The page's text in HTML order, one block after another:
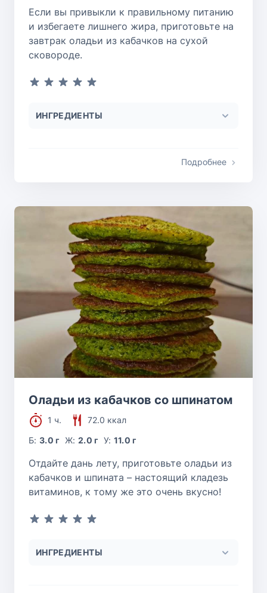
Если вы привыкли к правильному питанию
и избегаете лишнего жира, приготовьте на
завтрак оладьи из кабачков на сухой
сковороде.
ИНГРЕДИЕНТЫ
Подробнее
Оладьи из кабачков со шпинатом
1 ч.
72.0 ккал
Б:3.0 г Ж: 2.0 г У: 11.0 г
Отдайте дань лету, приготовьте оладьи из
кабачков и шпината – настоящий кладезь
витаминов, к тому же это очень вкусно!
ИНГРЕДИЕНТЫ